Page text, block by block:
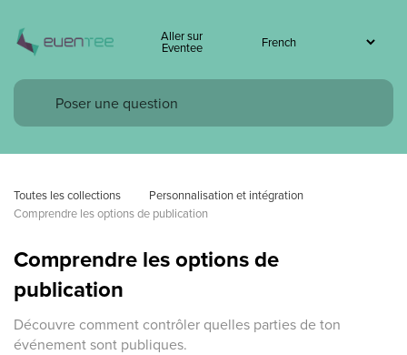
Aller sur
Eventee
Toutes les collections
Personnalisation et intégration
Comprendre les options de publication
Comprendre les options de
publication
Découvre comment contrôler quelles parties de ton
événement sont publiques.